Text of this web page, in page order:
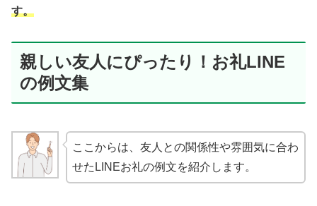
す。
親しい友人にぴったり！お礼LINE
の例文集
ここからは、友人との関係性や雰囲気に合わ
せたLINEお礼の例文を紹介します。